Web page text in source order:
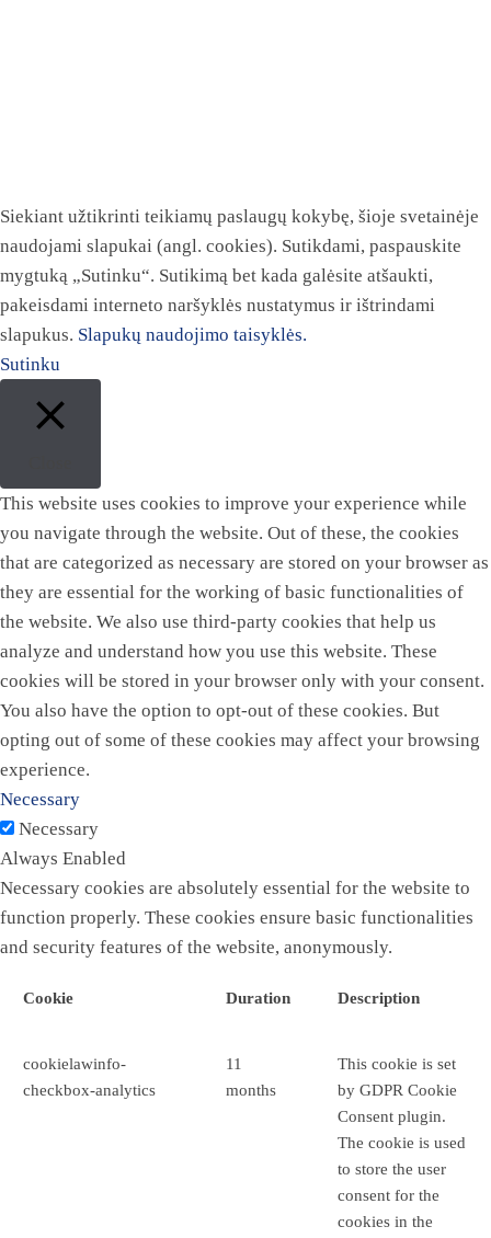
Siekiant užtikrinti teikiamų paslaugų kokybę, šioje svetainėje
naudojami slapukai (angl. cookies). Sutikdami, paspauskite
mygtuką „Sutinku“. Sutikimą bet kada galėsite atšaukti,
pakeisdami interneto naršyklės nustatymus ir ištrindami
slapukus. Slapukų naudojimo taisyklės.
Sutinku
This website uses cookies to improve your experience while
you navigate through the website. Out of these, the cookies
that are categorized as necessary are stored on your browser as
they are essential for the working of basic functionalities of
the website. We also use third-party cookies that help us
analyze and understand how you use this website. These
cookies will be stored in your browser only with your consent.
You also have the option to opt-out of these cookies. But
opting out of some of these cookies may affect your browsing
experience.
Necessary
Necessary
Always Enabled
Necessary cookies are absolutely essential for the website to
function properly. These cookies ensure basic functionalities
and security features of the website, anonymously.
Cookie Duration Description
cookielawinfo-
checkbox-analytics
11
months
This cookie is set
by GDPR Cookie
Consent plugin.
The cookie is used
to store the user
consent for the
cookies in the